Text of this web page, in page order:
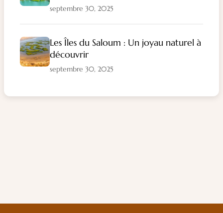
septembre 30, 2025
Les Îles du Saloum : Un joyau naturel à
découvrir
septembre 30, 2025